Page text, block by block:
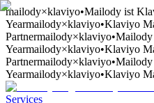
mailody×klaviyo•Mailody ist
Yearmailody×klaviyo•Klaviyo
Partnermailody×klaviyo•Mailody
Yearmailody×klaviyo•Klaviyo
Partnermailody×klaviyo•Mailody
Yearmailody×klaviyo•Klaviyo
Services